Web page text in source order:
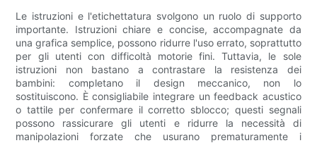
Le istruzioni e l'etichettatura svolgono un ruolo di supporto
importante. Istruzioni chiare e concise, accompagnate da
una grafica semplice, possono ridurre l'uso errato, soprattutto
per gli utenti con difficoltà motorie fini. Tuttavia, le sole
istruzioni non bastano a contrastare la resistenza dei
bambini: completano il design meccanico, non lo
sostituiscono. È consigliabile integrare un feedback acustico
o tattile per confermare il corretto sblocco; questi segnali
possono rassicurare gli utenti e ridurre la necessità di
manipolazioni forzate che usurano prematuramente i